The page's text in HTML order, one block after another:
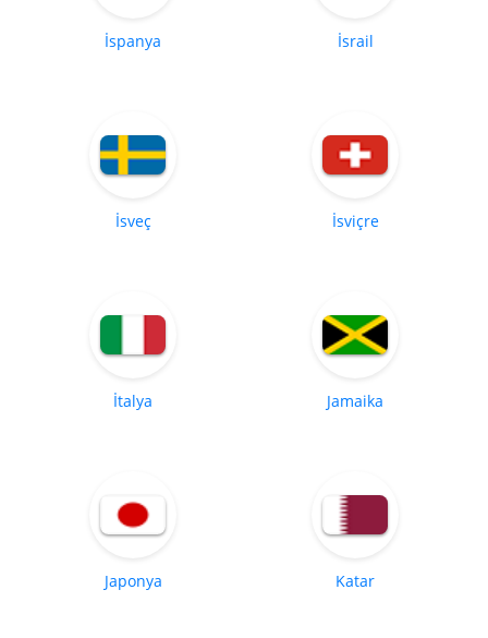
İspanya İsrail
İsveç İsviçre
İtalya Jamaika
Japonya Katar